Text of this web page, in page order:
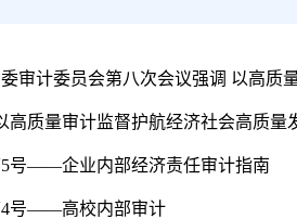
审计委员会第八次会议强调 以高质
高质量审计监督护航经济社会高质量
5号——企业内部经济责任审计指南
4号——高校内部审计